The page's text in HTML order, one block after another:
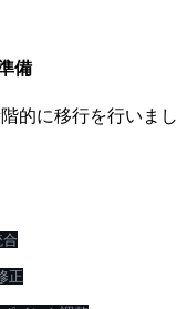
備
的に移行を行いまし
正